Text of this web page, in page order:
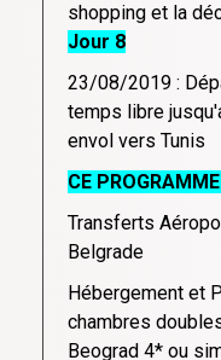
shopping et la
Jour 8
23/08/2019 :
temps libre
envol vers Tunis
CE
Transferts
Belgrade
Hébergement et
chambres
Beograd 4* ou